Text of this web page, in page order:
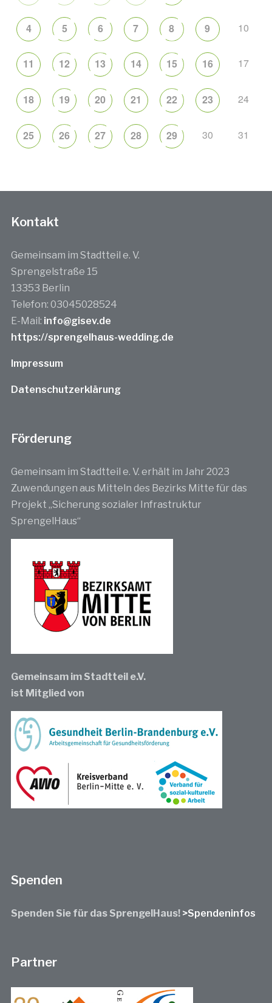
4 5 6 7 8 9 10
11 12 13 14 15 16 17
18 19 20 21 22 23 24
25 26 27 28 29 30 31
Kontakt
Gemeinsam im Stadtteil e. V.
Sprengelstraße 15
13353 Berlin
Telefon: 03045028524
E-Mail: info@gisev.de
https://sprengelhaus-wedding.de
Impressum
Datenschutzerklärung
Förderung
Gemeinsam im Stadtteil e. V. erhält im Jahr 2023
Zuwendungen aus Mitteln des Bezirks Mitte für das
Projekt „Sicherung sozialer Infrastruktur
SprengelHaus“
Gemeinsam im Stadtteil e.V.
ist Mitglied von
Spenden
Spenden Sie für das SprengelHaus! >Spendeninfos
Partner